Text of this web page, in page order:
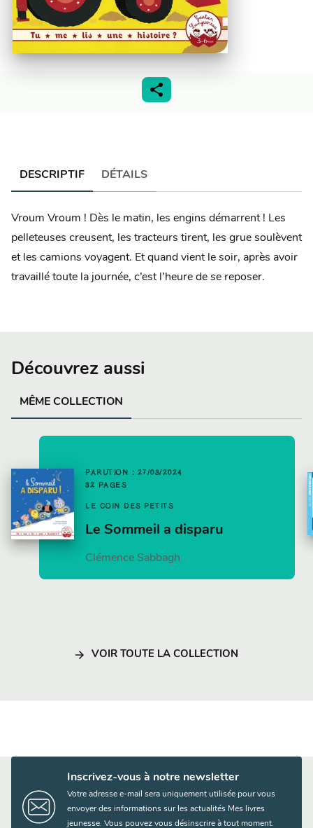
DESCRIPTIF DÉTAILS
Vroum Vroum ! Dès le matin, les engins démarrent ! Les
pelleteuses creusent, les tracteurs tirent, les grue soulèvent
et les camions voyagent. Et quand vient le soir, après avoir
travaillé toute la journée, c’est l’heure de se reposer.
Découvrez aussi
MÊME COLLECTION
PARUTION : 27/03/2024
32 PAGES
LE COIN DES PETITS
Le Sommeil a disparu
Clémence Sabbagh
arrow_forward VOIR TOUTE LA COLLECTION
Inscrivez-vous à notre newsletter
Votre adresse e-mail sera uniquement utilisée pour vous
envoyer des informations sur les actualités Mes livres
jeunesse. Vous pouvez vous désinscrire à tout moment.